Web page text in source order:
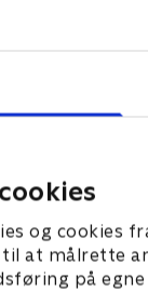
og cookies
at målrette
på
kun kan lide